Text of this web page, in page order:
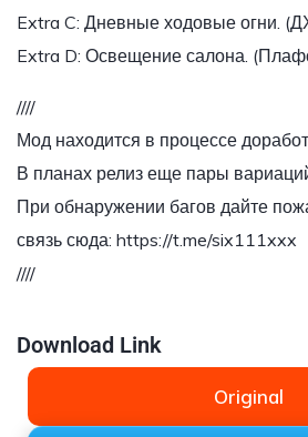
Extra C: Дневные ходовые огни.
Extra D: Освещение салона.
////
Мод находится в процессе
В планах релиз еще пары
При обнаружении багов дайте
связь сюда: https://t.me/six111xxx
////
Download Link
Original